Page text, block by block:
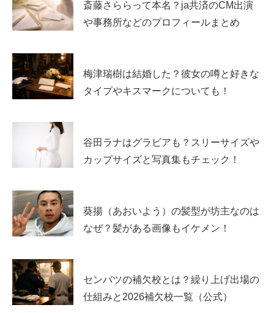
そちらのアカウントでは、目を二重にしたり、鼻にプロテ
お顔の整形もされていることも公表されていました！
アカウントを覗いてみてください。
また、あきぴさんは”整形”についての自論をブログでも書
あきぴさんの”整形”に関する追記に関しましては、あきぴ
さんを良く知る心優しいお方が本ブログのお問い合わせフ
斎藤さららって本名？ja共済のCM出演
や事務所などのプロフィールまとめ
梅津瑞樹は結婚した？彼女の噂と好きな
タイプやキスマークについても！
谷田ラナはグラビアも？スリーサイズや
カップサイズと写真集もチェック！
葵揚（あおいよう）の髪型が坊主なのは
なぜ？髪がある画像もイケメン！
センバツの補欠校とは？繰り上げ出場の
仕組みと2026補欠校一覧（公式）